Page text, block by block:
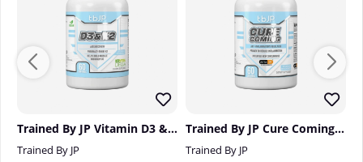
Trained By JP Vitamin D3 & K2, 60 caps
Trained By JP
Trained By JP Cure Coming, 60 serv.
Trained By JP